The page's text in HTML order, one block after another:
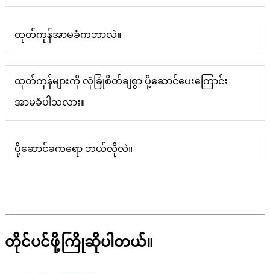
ထုတ်ကုန်အာမခံကဘာလဲ။
ထုတ်ကုန်များကို လုံခြုံစိတ်ချစွာ ပို့ဆောင်ပေးကြောင်း
အာမခံပါသလား။
ပို့ဆောင်ခကရော ဘယ်လိုလဲ။
တိုင်ပင်ဖို့ကြိုဆိုပါတယ်။